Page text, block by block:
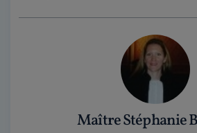
Maître Stéphanie